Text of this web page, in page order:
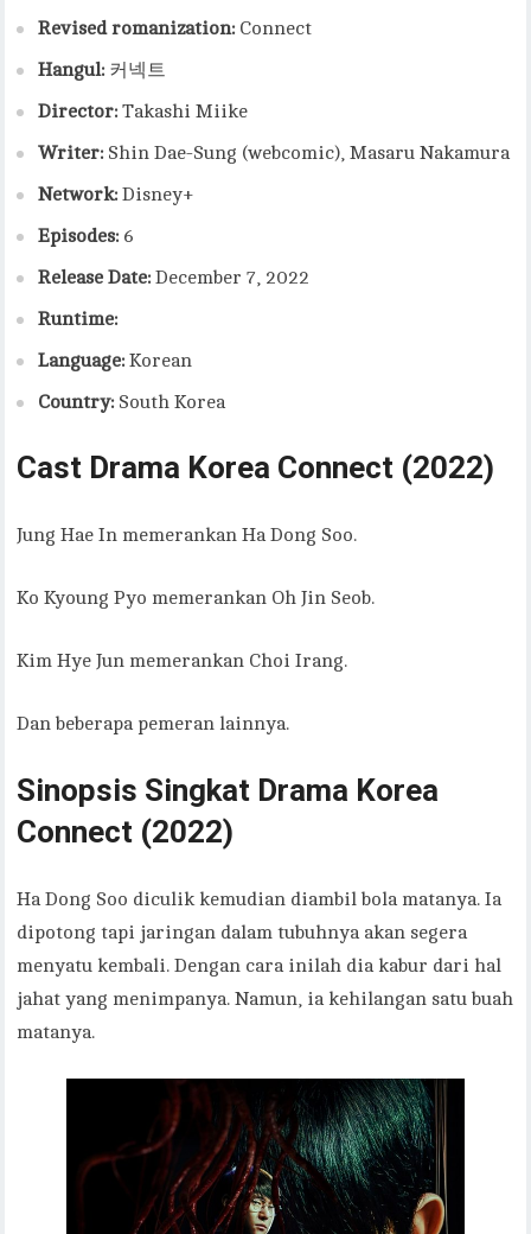
Revised romanization:Connect
Hangul:커넥트
Director:Takashi Miike
Writer:Shin Dae-Sung (webcomic), Masaru Nakamura
Network:Disney+
Episodes:6
Release Date:December 7, 2022
Runtime:
Language:Korean
Country:South Korea
Cast Drama Korea Connect (2022)
Jung Hae In memerankan Ha Dong Soo.
Ko Kyoung Pyo memerankan Oh Jin Seob.
Kim Hye Jun memerankan Choi Irang.
Dan beberapa pemeran lainnya.
Sinopsis Singkat Drama Korea
Connect (2022)
Ha Dong Soo diculik kemudian diambil bola matanya. Ia
dipotong tapi jaringan dalam tubuhnya akan segera
menyatu kembali. Dengan cara inilah dia kabur dari hal
jahat yang menimpanya. Namun, ia kehilangan satu buah
matanya.